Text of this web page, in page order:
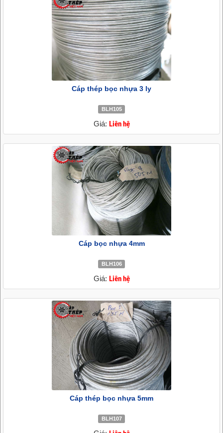
Cáp thép bọc nhựa 3 ly
BLH105
Giá: Liên hệ
Cáp bọc nhựa 4mm
BLH106
Giá: Liên hệ
Cáp thép bọc nhựa 5mm
BLH107